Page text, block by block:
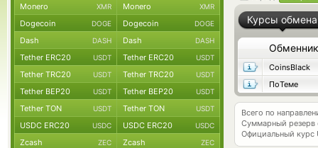
Курсы обмена
Обменник
CoinsBlack
ПоТеме
Всего по
Суммарный резерв
Официальный курс
Monero XMR Monero XMR
Dogecoin DOGE Dogecoin DOGE
Dash DASH Dash DASH
Tether ERC20 USDT Tether ERC20 USDT
Tether TRC20 USDT Tether TRC20 USDT
Tether BEP20 USDT Tether BEP20 USDT
Tether TON USDT Tether TON USDT
USDC ERC20 USDC USDC ERC20 USDC
Zcash ZEC Zcash ZEC